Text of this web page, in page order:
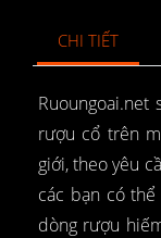
CHI TIẾT
rượu cổ trên
giới, theo yêu
các bạn có
dòng rượu